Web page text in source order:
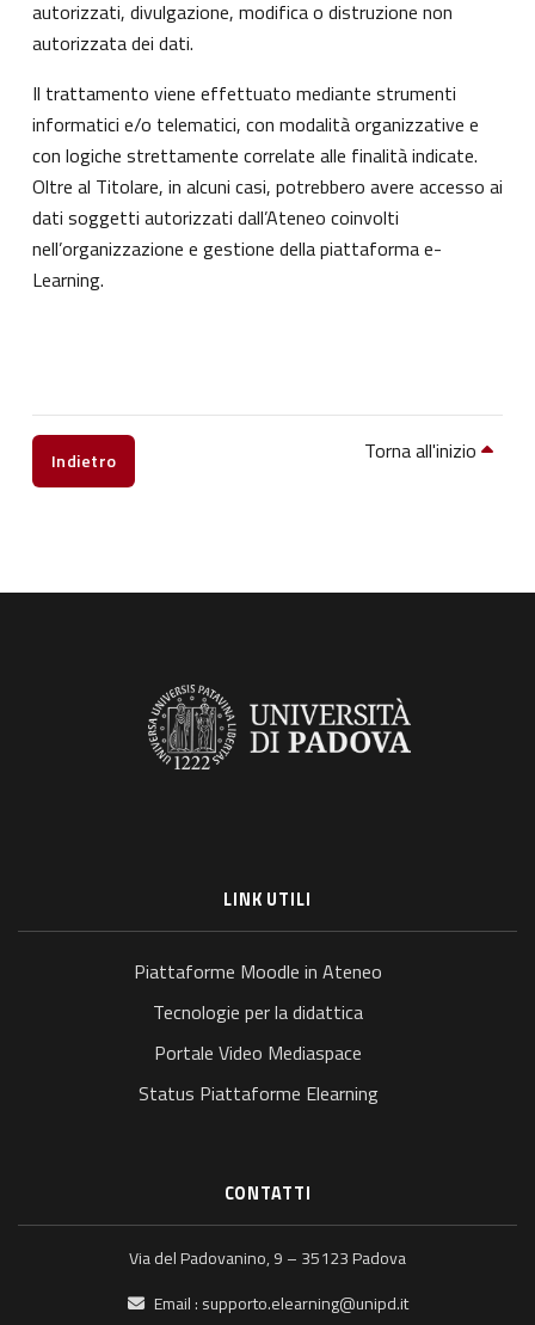
autorizzati, divulgazione, modifica o distruzione non
autorizzata dei dati.
Il trattamento viene effettuato mediante strumenti
informatici e/o telematici, con modalità organizzative e
con logiche strettamente correlate alle finalità indicate.
Oltre al Titolare, in alcuni casi, potrebbero avere accesso ai
dati soggetti autorizzati dall’Ateneo coinvolti
nell’organizzazione e gestione della piattaforma e-
Learning.
Indietro Torna all'inizio
LINK UTILI
Piattaforme Moodle in Ateneo
Tecnologie per la didattica
Portale Video Mediaspace
Status Piattaforme Elearning
CONTATTI
Via del Padovanino, 9 – 35123 Padova
Email : supporto.elearning@unipd.it